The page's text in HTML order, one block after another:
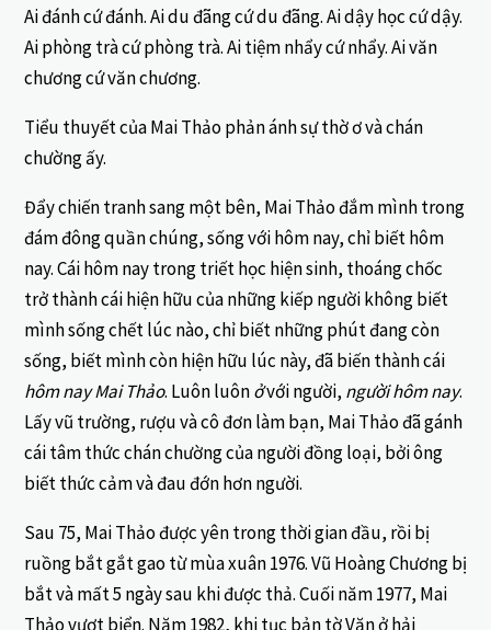
Ai đánh cứ đánh. Ai du đãng cứ du đãng. Ai dậy học cứ dậy.
Ai phòng trà cứ phòng trà. Ai tiệm nhẩy cứ nhẩy. Ai văn
chương cứ văn chương.
Tiểu thuyết của Mai Thảo phản ánh sự thờ ơ và chán
chường ấy.
Đẩy chiến tranh sang một bên, Mai Thảo đắm mình trong
đám đông quần chúng, sống với hôm nay, chỉ biết hôm
nay. Cái hôm nay trong triết học hiện sinh, thoáng chốc
trở thành cái hiện hữu của những kiếp người không biết
mình sống chết lúc nào, chỉ biết những phút đang còn
sống, biết mình còn hiện hữu lúc này, đã biến thành cái
hôm nay Mai Thảo. Luôn luônởvới người, ngườihôm nay.
Lấy vũ trường, rượu và cô đơn làm bạn, Mai Thảo đã gánh
cái tâm thức chán chường của người đồng loại, bởi ông
biết thức cảm và đau đớn hơn người.
Sau 75, Mai Thảo được yên trong thời gian đầu, rồi bị
ruồng bắt gắt gao từ mùa xuân 1976. Vũ Hoàng Chương bị
bắt và mất 5 ngày sau khi được thả. Cuối năm 1977, Mai
Thảo vượt biển. Năm 1982, khi tục bản tờ Văn ở hải